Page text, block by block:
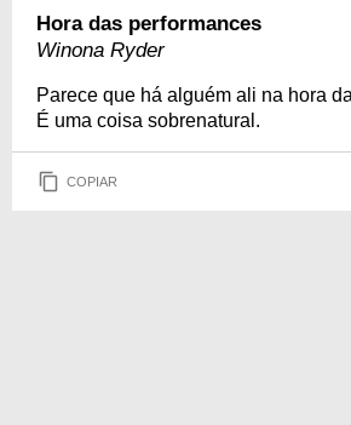
Hora das performances
Winona Ryder
Parece que há alguém ali na hora
É uma coisa sobrenatural.
COPIAR